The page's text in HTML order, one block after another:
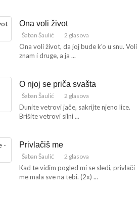
Ona voli život
Šaban Šaulić 2 glasova
Ona voli život, da joj bude k'o u snu. Voli
znam i druge, a ja ...
O njoj se priča svašta
Šaban Šaulić 2 glasova
Dunite vetrovi jače, sakrijte njeno lice.
Brišite vetrovi silni ...
Privlačiš me
Šaban Šaulić 2 glasova
Kad te vidim pogled mi se sledi, privlači
me mala sve na tebi. (2x) ...